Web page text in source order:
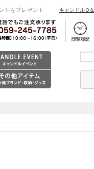
トをプレゼント キャンドルＱ